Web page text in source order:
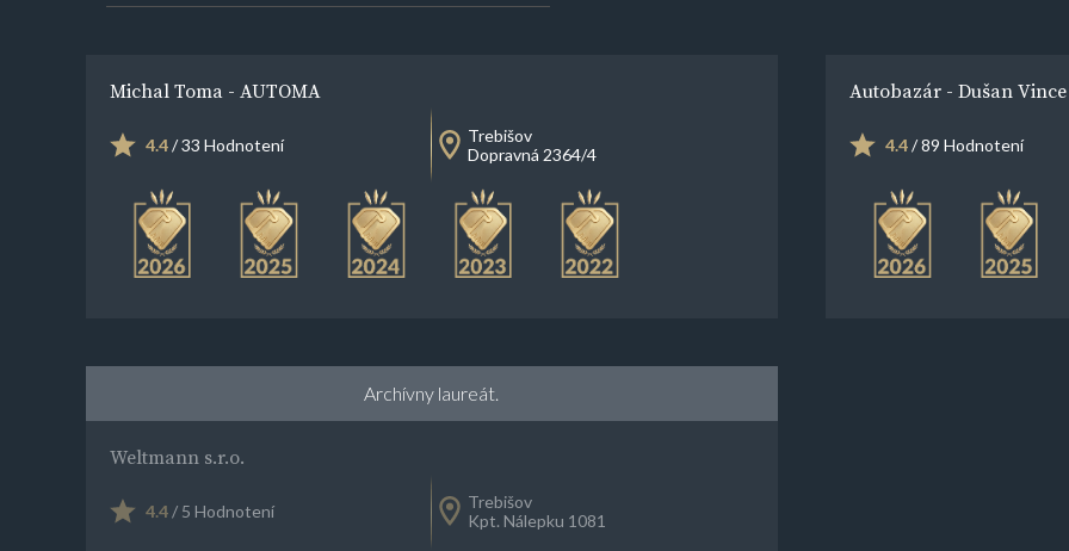
Michal Toma - AUTOMA
4.4/ 33 Hodnotení
Trebišov
Dopravná 2364/4
Autobazár - Dušan Vince
4.4/ 89 Hodnotení
Archívny laureát.
Weltmann s.r.o.
4.4/ 5 Hodnotení
Trebišov
Kpt. Nálepku 1081